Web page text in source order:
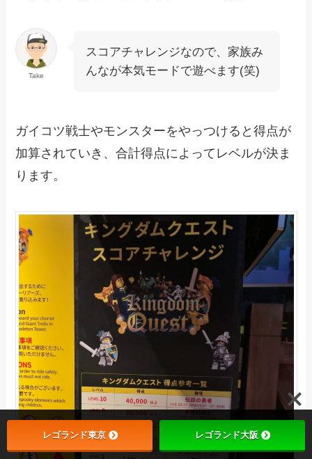
Take
スコアチャレンジなので、家族み
んなが本気モードで遊べます(笑)
ガイコツ戦士やモンスターをやっつけると得点が
加算されていき、合計得点によってレベルが決ま
ります。
レゴランド東京 レゴランド大阪